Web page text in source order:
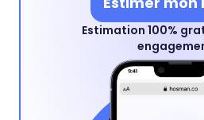
Estimation 100%